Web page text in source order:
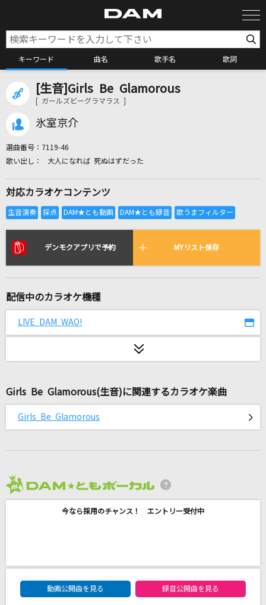
キーワード 曲名 歌手名 歌詞
カラオケ検索
全国りれき
リアルタイムで歌われている曲の一覧
ファンタスティポ
HOWEVER
Dear
Mrs. GREEN APPLE
innocent world
[生音]ヒトリノ夜
ポルノグラフィティ
[生音]ないものねだり
[生音]Girls Be Glamorous
[ ガールズビーグラマラス ]
氷室京介
選曲番号： 7119-46
大人になれば 死ぬはずだった
対応カラオケコンテンツ
デンモクアプリで予約 MYリスト保存
配信中のカラオケ機種
LIVE DAM WAO!
Girls Be Glamorous(生音)に関連するカラオケ楽曲
Girls Be Glamorous
今なら採用のチャンス！ エントリー受付中
DAM★ともボーカルエントリーランキング
動画公開曲を見る
録音公開曲を見る